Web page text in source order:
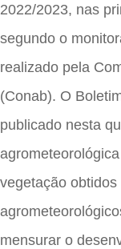
2022/2023, nas
segundo o
realizado pela
(Conab). O
publicado nesta
vegetação
mensurar o